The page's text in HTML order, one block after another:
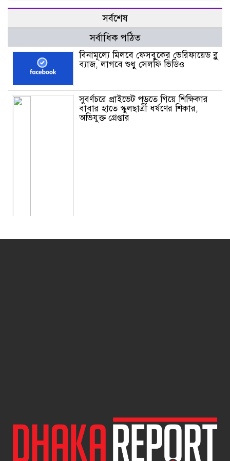
সর্বশেষ
সর্বাধিক পঠিত
বিনামূল্যে মিলবে ফেসবুকের ভেরিফায়েড ব্লু
ব্যাজ, লাগবে শুধু সেলফি ভিডিও
সুবর্ণচরে প্রাইভেট পড়তে গিয়ে শিক্ষিকার
বাবার হাতে স্কুলছাত্রী ধর্ষণের শিকার,
অভিযুক্ত গ্রেপ্তার